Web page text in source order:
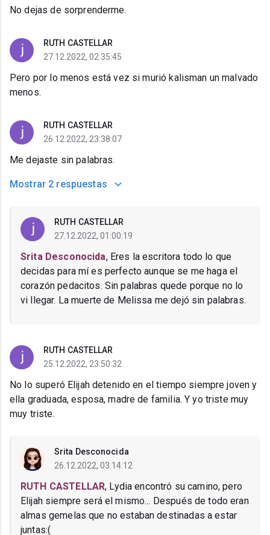
No dejas de sorprenderme.
RUTH CASTELLAR
27.12.2022, 02:35:45
Pero por lo menos está vez si murió kalisman un malvado
menos.
RUTH CASTELLAR
26.12.2022, 23:38:07
Me dejaste sin palabras.
Mostrar 2 respuestas
RUTH CASTELLAR
27.12.2022, 01:00:19
Srita Desconocida, Eres la escritora todo lo que
decidas para mí es perfecto aunque se me haga el
corazón pedacitos. Sin palabras quede porque no lo
vi llegar. La muerte de Melissa me dejó sin palabras.
RUTH CASTELLAR
25.12.2022, 23:50:32
No lo superó Elijah detenido en el tiempo siempre joven y
ella graduada, esposa, madre de familia. Y yo triste muy
muy triste.
Srita Desconocida
26.12.2022, 03:14:12
RUTH CASTELLAR, Lydia encontró su camino, pero
Elijah siempre será el mismo... Después de todo eran
almas gemelas que no estaban destinadas a estar
juntas:(